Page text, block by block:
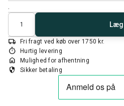
Antal
local_shipping Fri fragt ved køb over 1750 kr.
timer Hurtig levering
home Mulighed for afhentning
security Sikker betaling